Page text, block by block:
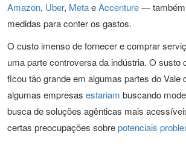
Amazon, Uber, MetaeAccenture— também
medidas para conter os gastos.
O custo imenso de fornecer e comprar
uma parte controversa da indústria. O susto
ficou tão grande em algumas partes do Vale
algumas empresas estariam buscando
busca de soluções agênticas mais
certas preocupações sobrepotenciais